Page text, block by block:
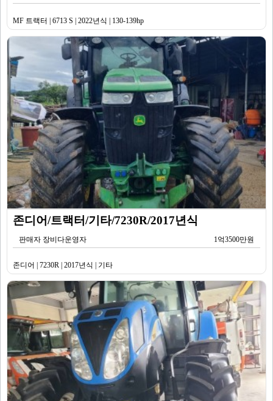
MF 트랙터 | 6713 S | 2022년식 | 130-139hp
존디어/트랙터/기타/7230R/2017년식
판매자 장비다운영자 1억3500만원
존디어 | 7230R | 2017년식 | 기타